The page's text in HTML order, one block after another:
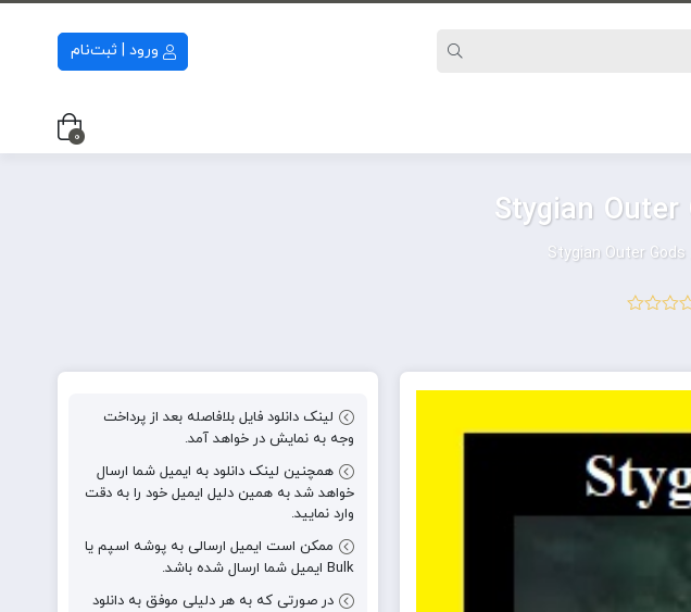
ورود | ثبت‌نام
0
لینک دانلود فایل بلافاصله بعد از پرداخت
وجه به نمایش در خواهد آمد.
همچنین لینک دانلود به ایمیل شما ارسال
خواهد شد به همین دلیل ایمیل خود را به دقت
وارد نمایید.
ممکن است ایمیل ارسالی به پوشه اسپم یا
Bulk ایمیل شما ارسال شده باشد.
در صورتی که به هر دلیلی موفق به دانلود